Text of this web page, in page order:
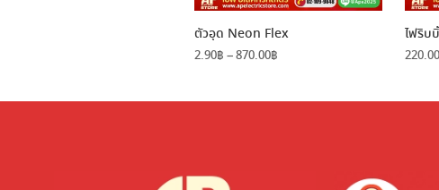
ตัวอุด Neon Flex
2.90฿ –870.00฿Price
through
ไฟริบ
220.00